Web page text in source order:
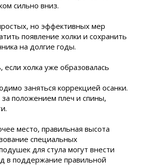
сильно вниз.
но эффективных мер
появление холки и сохранить
на долгие годы.
холка уже образовалась
заняться коррекцией осанки.
положением плеч и спины,
место, правильная высота
специальных
для стула могут внести
в поддержание правильной